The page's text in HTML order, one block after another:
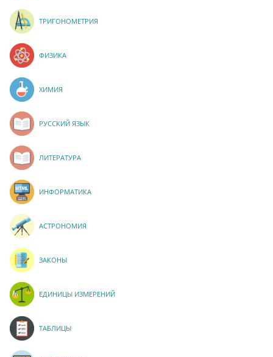
ТРИГОНОМЕТРИЯ
ФИЗИКА
ХИМИЯ
РУССКИЙ ЯЗЫК
ЛИТЕРАТУРА
ИНФОРМАТИКА
АСТРОНОМИЯ
ЗАКОНЫ
ЕДИНИЦЫ ИЗМЕРЕНИЙ
ТАБЛИЦЫ